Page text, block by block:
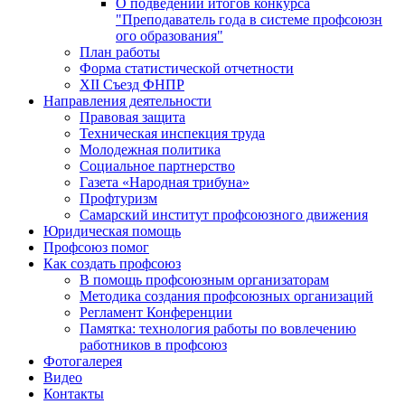
"Преподаватель года в системе профсоюзн
ого образования"
План работы
Форма статистической отчетности
XII Съезд ФНПР
Направления деятельности
Правовая защита
Техническая инспекция труда
Молодежная политика
Социальное партнерство
Газета «Народная трибуна»
Профтуризм
Самарский институт профсоюзного движения
Юридическая помощь
Профсоюз помог
Как создать профсоюз
В помощь профсоюзным организаторам
Методика создания профсоюзных организаций
Регламент Конференции
Памятка: технология работы по вовлечению
работников в профсоюз
Фотогалерея
Видео
Контакты